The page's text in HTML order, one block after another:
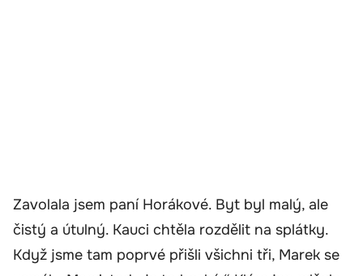
Zavolala jsem paní Horákové. Byt byl malý, ale
čistý a útulný. Kauci chtěla rozdělit na splátky.
Když jsme tam poprvé přišli všichni tři, Marek se